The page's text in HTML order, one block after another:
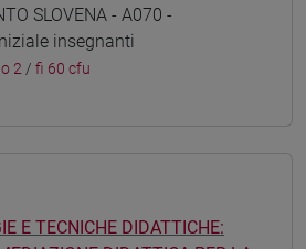
SLOVENA - A070 -
insegnanti
2 / fi 60 cfu
E TECNICHE DIDATTICHE: